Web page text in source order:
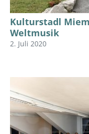
Kulturstadl
Weltmusik
2. Juli 2020